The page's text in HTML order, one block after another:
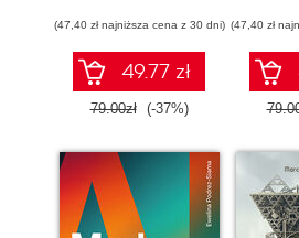
wnioski i opanuj
zaawansowany
SQL na potrzeby
praktycznych
zastosowań.
(47,40 zł najniższa cena z 30 dni)
49.77 zł
79.00zł (-37%)
(47,40 zł